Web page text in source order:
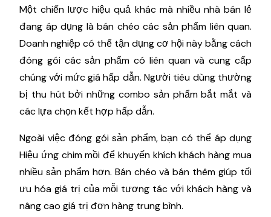
Một chiến lược hiệu quả khác mà nhiều nhà bán lẻ
đang áp dụng là bán chéo các sản phẩm liên quan.
Doanh nghiệp có thể tận dụng cơ hội này bằng cách
đóng gói các sản phẩm có liên quan và cung cấp
chúng với mức giá hấp dẫn. Người tiêu dùng thường
bị thu hút bởi những combo sản phẩm bắt mắt và
các lựa chọn kết hợp hấp dẫn.
Ngoài việc đóng gói sản phẩm, bạn có thể áp dụng
Hiệu ứng chim mồi để khuyến khích khách hàng mua
nhiều sản phẩm hơn. Bán chéo và bán thêm giúp tối
ưu hóa giá trị của mỗi tương tác với khách hàng và
nâng cao giá trị đơn hàng trung bình.